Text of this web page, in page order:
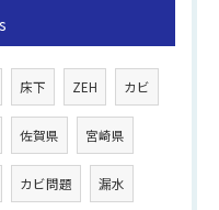
床下 ZEH カビ
佐賀県 宮崎県
カビ問題 漏水